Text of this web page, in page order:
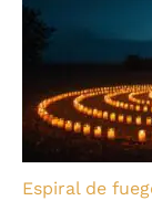
Espiral de